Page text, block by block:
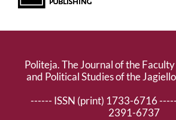
Politeja. The Journal of the
and Political Studies of the
------ ISSN (print) 1733-6716
2391-6737